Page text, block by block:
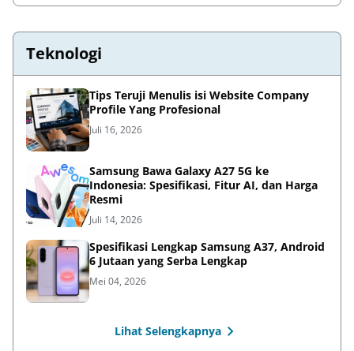
Teknologi
Tips Teruji Menulis isi Website Company
Profile Yang Profesional
Juli 16, 2026
Samsung Bawa Galaxy A27 5G ke
Indonesia: Spesifikasi, Fitur AI, dan Harga
Resmi
Juli 14, 2026
Spesifikasi Lengkap Samsung A37, Android
6 Jutaan yang Serba Lengkap
Mei 04, 2026
Lihat Selengkapnya